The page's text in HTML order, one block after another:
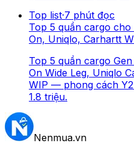
Top list·7 phút đọc
Top 5 quần cargo
On, Uniqlo, Carhartt
Top 5 quần cargo
On Wide Leg, Uniqlo
WIP — phong cách
1.8 triệu.
Nenmua.vn